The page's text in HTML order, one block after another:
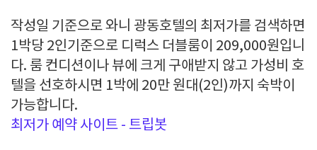
작성일 기준으로 와니 광동호텔의 최저가를 검색하면
1박당 2인기준으로 디럭스 더블룸이 209,000원입니
다. 룸 컨디션이나 뷰에 크게 구애받지 않고 가성비 호
텔을 선호하시면 1박에 20만 원대(2인)까지 숙박이
가능합니다.
최저가 예약 사이트 - 트립봇